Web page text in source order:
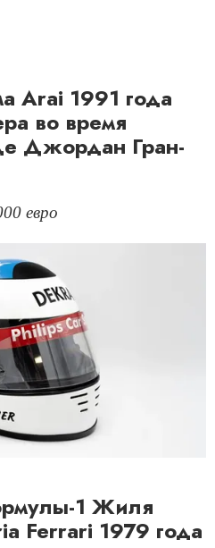
Arai 1991 года
во время
Джордан Гран-
евро
1 Жиля
Ferrari 1979 года